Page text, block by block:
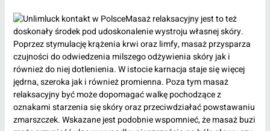
Masaż relaksacyjny jest to też
doskonały środek pod udoskonalenie wystroju własnej skóry.
Poprzez stymulację krążenia krwi oraz limfy, masaż przysparza
czujności do odwiedzenia milszego odżywienia skóry jak i
również do niej dotlenienia. W istocie karnacja staje się więcej
jędrna, szeroka jak i również promienna. Poza tym masaż
relaksacyjny być może dopomagać walkę pochodzące z
oznakami starzenia się skóry oraz przeciwdziałać powstawaniu
zmarszczek. Wskazane jest podobnie wspomnieć, że masaż buzi